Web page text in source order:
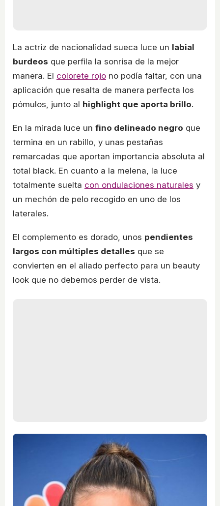
La actriz de nacionalidad sueca luce un labial
burdeos que perfila la sonrisa de la mejor
manera. El colorete rojo no podía faltar, con una
aplicación que resalta de manera perfecta los
pómulos, junto al highlight que aporta brillo.
En la mirada luce un fino delineado negro que
termina en un rabillo, y unas pestañas
remarcadas que aportan importancia absoluta al
total black. En cuanto a la melena, la luce
totalmente suelta con ondulaciones naturales y
un mechón de pelo recogido en uno de los
laterales.
El complemento es dorado, unos pendientes
largos con múltiples detalles que se
convierten en el aliado perfecto para un beauty
look que no debemos perder de vista.